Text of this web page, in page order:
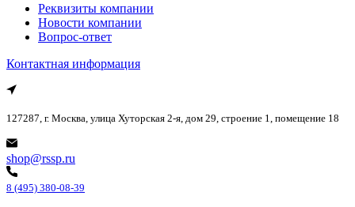
Реквизиты компании
Новости компании
Вопрос-ответ
Контактная информация
127287, г. Москва, улица Хуторская 2-я, дом 29, строение 1, помещение 18
shop@rssp.ru
8 (495) 380-08-39